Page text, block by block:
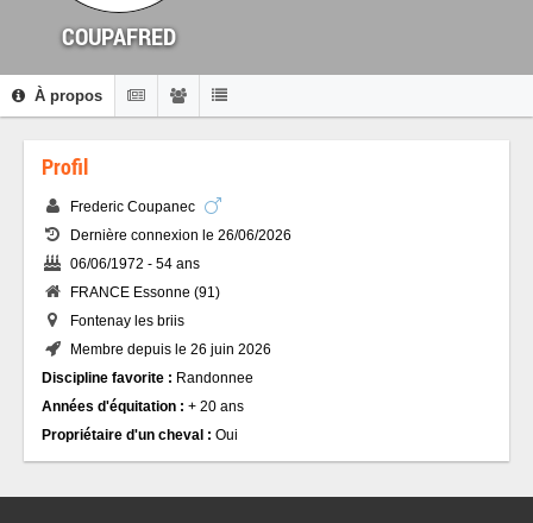
COUPAFRED
À propos
Profil
Frederic Coupanec
Dernière connexion le 26/06/2026
06/06/1972 - 54 ans
FRANCE Essonne (91)
Fontenay les briis
Membre depuis le 26 juin 2026
Discipline favorite : Randonnee
Années d'équitation : + 20 ans
Propriétaire d'un cheval : Oui